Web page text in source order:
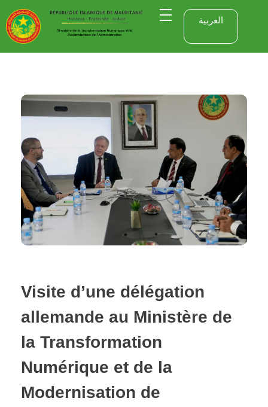
العربية
Visite d’une délégation
allemande au Ministère de
la Transformation
Numérique et de la
Modernisation de